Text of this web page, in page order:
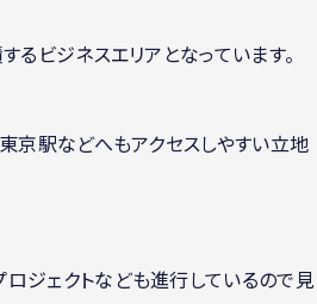
ビジネスエリアとなっています。
駅などへもアクセスしやすい立地
ジェクトなども進行しているので見